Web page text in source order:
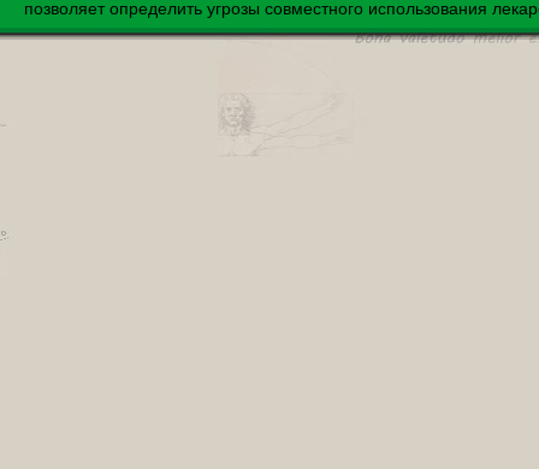
позволяет определить угрозы совместного использования